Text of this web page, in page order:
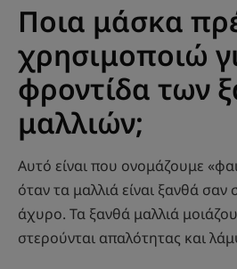
Ποια μάσκα
χρησιμοποιώ
φροντίδα των
μαλλιών;
Αυτό είναι που ονομάζουμε
όταν τα μαλλιά είναι ξανθά σαν
άχυρο. Τα ξανθά μαλλιά
στερούνται απαλότητας και